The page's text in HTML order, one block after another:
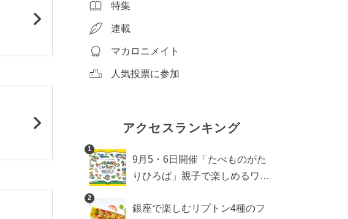
特集
連載
マカロニメイト
人気投票に参加
アクセスランキング
1
9月5・6日開催「たべものがた
りひろば」親子で楽しめるワー
ーなどをご紹介
2
銀座で楽しむリプトン4種のフ